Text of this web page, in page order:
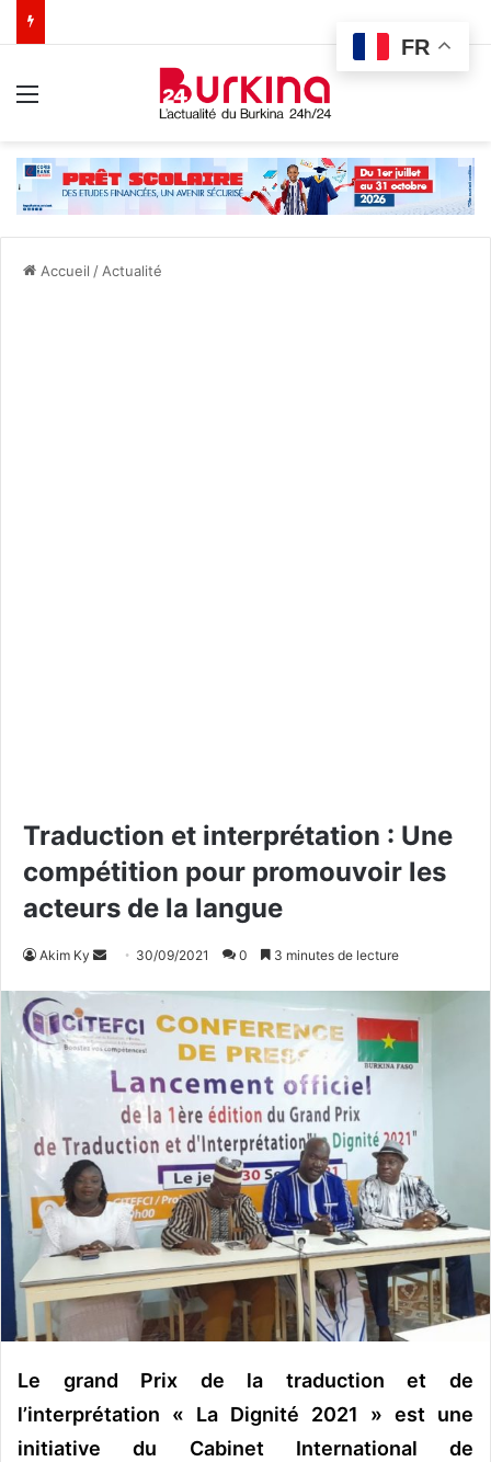
Accueil / Actualité
Traduction et interprétation : Une
compétition pour promouvoir les
acteurs de la langue
Akim Ky
o
y
e
u
c
u
r
r
l
30/09/2021 0 3 minutes de lecture
Le grand Prix de la traduction et de
l’interprétation « La Dignité 2021 » est une
initiative du Cabinet International de
FR